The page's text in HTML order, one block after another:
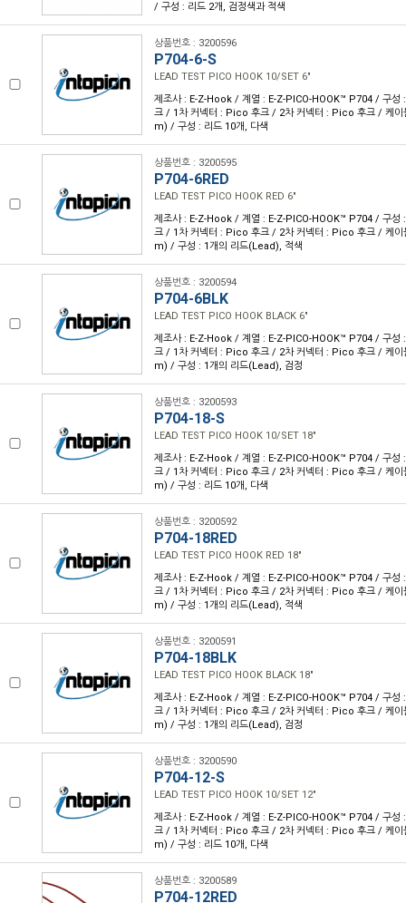
/ 구성 : 리드 2개, 검정색과 적색
상품번호 : 3200596
P704-6-S
LEAD TEST PICO HOOK 10/SET 6"
제조사 : E-Z-Hook / 계열 : E-Z-PICO-HOOK™ P704 / 구성
크 / 1차 커넥터 : Pico 후크 / 2차 커넥터 : Pico 후크 / 케
m) / 구성 : 리드 10개, 다색
상품번호 : 3200595
P704-6RED
LEAD TEST PICO HOOK RED 6"
제조사 : E-Z-Hook / 계열 : E-Z-PICO-HOOK™ P704 / 구성
크 / 1차 커넥터 : Pico 후크 / 2차 커넥터 : Pico 후크 / 케
m) / 구성 : 1개의 리드(Lead), 적색
상품번호 : 3200594
P704-6BLK
LEAD TEST PICO HOOK BLACK 6"
제조사 : E-Z-Hook / 계열 : E-Z-PICO-HOOK™ P704 / 구성
크 / 1차 커넥터 : Pico 후크 / 2차 커넥터 : Pico 후크 / 케
m) / 구성 : 1개의 리드(Lead), 검정
상품번호 : 3200593
P704-18-S
LEAD TEST PICO HOOK 10/SET 18"
제조사 : E-Z-Hook / 계열 : E-Z-PICO-HOOK™ P704 / 구성
크 / 1차 커넥터 : Pico 후크 / 2차 커넥터 : Pico 후크 / 케
m) / 구성 : 리드 10개, 다색
상품번호 : 3200592
P704-18RED
LEAD TEST PICO HOOK RED 18"
제조사 : E-Z-Hook / 계열 : E-Z-PICO-HOOK™ P704 / 구성
크 / 1차 커넥터 : Pico 후크 / 2차 커넥터 : Pico 후크 / 케
m) / 구성 : 1개의 리드(Lead), 적색
상품번호 : 3200591
P704-18BLK
LEAD TEST PICO HOOK BLACK 18"
제조사 : E-Z-Hook / 계열 : E-Z-PICO-HOOK™ P704 / 구성
크 / 1차 커넥터 : Pico 후크 / 2차 커넥터 : Pico 후크 / 케
m) / 구성 : 1개의 리드(Lead), 검정
상품번호 : 3200590
P704-12-S
LEAD TEST PICO HOOK 10/SET 12"
제조사 : E-Z-Hook / 계열 : E-Z-PICO-HOOK™ P704 / 구성
크 / 1차 커넥터 : Pico 후크 / 2차 커넥터 : Pico 후크 / 케
m) / 구성 : 리드 10개, 다색
상품번호 : 3200589
P704-12RED